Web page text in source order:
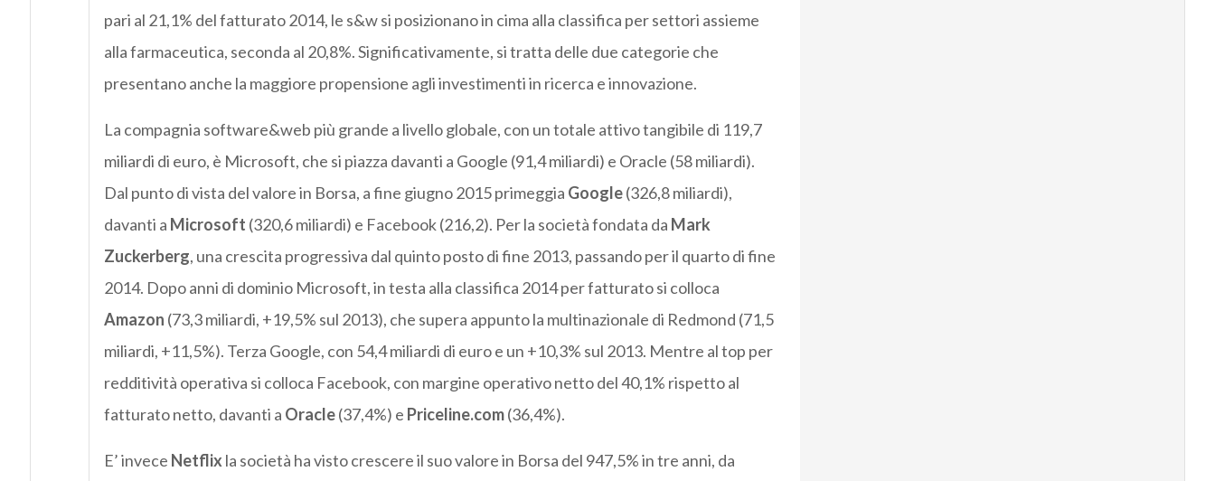
pari al 21,1% del fatturato 2014, le s&w si posizionano in cima alla classifica per settori assieme
alla farmaceutica, seconda al 20,8%. Significativamente, si tratta delle due categorie che
presentano anche la maggiore propensione agli investimenti in ricerca e innovazione.
La compagnia software&web più grande a livello globale, con un totale attivo tangibile di 119,7
miliardi di euro, è Microsoft, che si piazza davanti a Google (91,4 miliardi) e Oracle (58 miliardi).
Dal punto di vista del valore in Borsa, a fine giugno 2015 primeggia Google(326,8 miliardi),
davanti a Microsoft (320,6 miliardi) e Facebook (216,2). Per la società fondata da Mark
Zuckerberg, una crescita progressiva dal quinto posto di fine 2013, passando per il quarto di fine
2014. Dopo anni di dominio Microsoft, in testa alla classifica 2014 per fatturato si colloca
Amazon (73,3 miliardi, +19,5% sul 2013), che supera appunto la multinazionale di Redmond (71,5
miliardi, +11,5%). Terza Google, con 54,4 miliardi di euro e un +10,3% sul 2013. Mentre al top per
redditività operativa si colloca Facebook, con margine operativo netto del 40,1% rispetto al
fatturato netto, davanti a Oracle(37,4%) e Priceline.com(36,4%).
E’ invece Netflix la società ha visto crescere il suo valore in Borsa del 947,5% in tre anni, da